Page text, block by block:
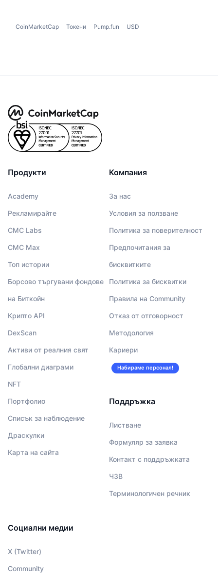
CoinMarketCap Токени Pump.fun USD
Продукти
Academy
Рекламирайте
CMC Labs
CMC Max
Топ истории
Борсово търгувани фондове
на Биткойн
Крипто API
DexScan
Активи от реалния свят
Глобални диаграми
NFT
Портфолио
Списък за наблюдение
Драскулки
Карта на сайта
Компания
За нас
Условия за ползване
Политика за поверителност
Предпочитания за
бисквитките
Политика за бисквитки
Правила на Community
Отказ от отговорност
Методология
Кариери
Набираме персонал!
Поддръжка
Листване
Формуляр за заявка
Контакт с поддръжката
ЧЗВ
Терминологичен речник
Социални медии
X (Twitter)
Community